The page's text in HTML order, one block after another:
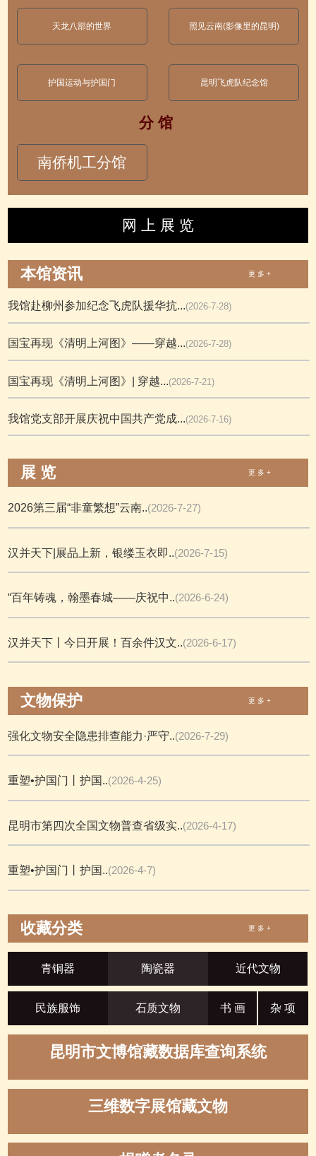
天龙八部的世界 照见云南(影像里的昆明)
护国运动与护国门 昆明飞虎队纪念馆
分 馆
南侨机工分馆
网 上 展 览
本馆资讯 更 多 +
我馆赴柳州参加纪念飞虎队援华抗...(2026-7-28)
国宝再现《清明上河图》——穿越...(2026-7-28)
国宝再现《清明上河图》| 穿越...(2026-7-21)
我馆党支部开展庆祝中国共产党成...(2026-7-16)
展 览 更 多 +
2026第三届“非童繁想”云南..(2026-7-27)
汉并天下|展品上新，银缕玉衣即..(2026-7-15)
“百年铸魂，翰墨春城——庆祝中..(2026-6-24)
汉并天下丨今日开展！百余件汉文..(2026-6-17)
文物保护 更 多 +
强化文物安全隐患排查能力·严守..(2026-7-29)
重塑•护国门丨护国..(2026-4-25)
昆明市第四次全国文物普查省级实..(2026-4-17)
重塑•护国门丨护国..(2026-4-7)
收藏分类 更 多 +
青铜器 陶瓷器 近代文物
民族服饰 石质文物 书 画 杂 项
昆明市文博馆藏数据库查询系统
三维数字展馆藏文物